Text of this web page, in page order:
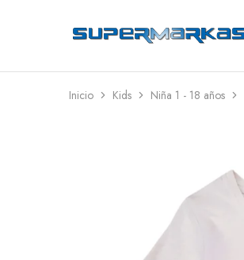
SuperMarkas
Ropa
Envío
gratis*
Inicio Kids Niña 1 - 18 años